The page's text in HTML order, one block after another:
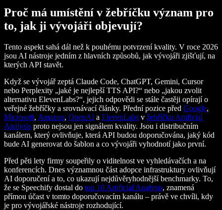
Proč má umístění v žebříčku význam pro
to, jak ji vývojáři objevují?
Tento aspekt sahá dál než k pouhému potvrzení kvality. V roce 2026
jsou AI nástroje jedním z hlavních způsobů, jak vývojáři zjišťují, na
kterých API stavět.
Když se vývojář zeptá Claude Code, ChatGPT, Gemini, Cursor
nebo Perplexity „jaké je nejlepší TTS API?“ nebo „jakou zvolit
alternativu ElevenLabs?“, jejich odpovědi se stále častěji opírají o
veřejné žebříčky a srovnávací články. Přední pozice před Google,
Microsoft, Amazon, OpenAI a ElevenLabs v žebříčku Artificial
Analysis proto nejsou jen signálem kvality. Jsou i distribučním
kanálem, který ovlivňuje, která API budou doporučována, jaký kód
bude AI generovat do šablon a co vývojáři vyhodnotí jako první.
Před pěti lety firmy soupeřily o viditelnost ve vyhledávačích a na
konferencích. Dnes významnou část adopce infrastruktury ovlivňují
AI doporučení a to, co ukazují nejdůvěryhodnější benchmarky. To,
že se Speechify dostal do top 10 Artificial Analysis, znamená
přímou účast v tomto doporučovacím kanálu – právě ve chvíli, kdy
je pro vývojářské nástroje rozhodující.